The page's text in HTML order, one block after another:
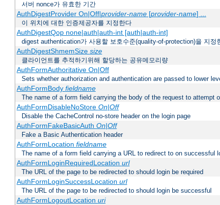
서버 nonce가 유효한 기간
AuthDigestProvider On|Off|provider-name[provider-name] ...
이 위치에 대한 인증제공자를 지정한다
AuthDigestQop none|auth|auth-int [auth|auth-int]
digest authentication가 사용할 보호수준(quality-of-protection)을 지정
AuthDigestShmemSize size
클라이언트를 추적하기위해 할당하는 공유메모리량
AuthFormAuthoritative On|Off
Sets whether authorization and authentication are passed to lower
AuthFormBody fieldname
The name of a form field carrying the body of the request to attempt
AuthFormDisableNoStore On|Off
Disable the CacheControl no-store header on the login page
AuthFormFakeBasicAuth On|Off
Fake a Basic Authentication header
AuthFormLocation fieldname
The name of a form field carrying a URL to redirect to on successful
AuthFormLoginRequiredLocation url
The URL of the page to be redirected to should login be required
AuthFormLoginSuccessLocation url
The URL of the page to be redirected to should login be successful
AuthFormLogoutLocation uri